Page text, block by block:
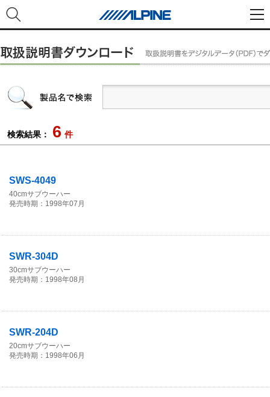
検索結果： 6 件
SWS-4049
40cmサブウーハー
発売時期：1998年07月
SWR-304D
30cmサブウーハー
発売時期：1998年08月
SWR-204D
20cmサブウーハー
発売時期：1998年06月